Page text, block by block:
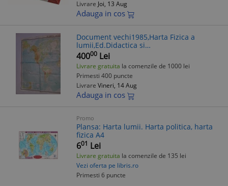
Livrare Joi, 13 Aug
Adauga in cos
Document vechi1985,Harta Fizica a
lumii,Ed.Didactica si
pedagogica,In.Pol.BRASOV
40000 Lei
Livrare gratuita la comenzile de 1000 lei
Primesti 400 puncte
Livrare Vineri, 14 Aug
Adauga in cos
Promo
Plansa: Harta lumii. Harta politica, harta
fizica A4
601 Lei
Livrare gratuita la comenzile de 135 lei
Vezi oferta pe libris.ro
Primesti 6 puncte